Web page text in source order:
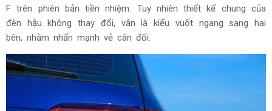
F trên phiên bản tiền nhiệm. Tuy nhiên thiết kế chung của
đèn hậu không thay đổi, vẫn là kiểu vuốt ngang sang hai
bên, nhằm nhấn mạnh vẻ cân đối.